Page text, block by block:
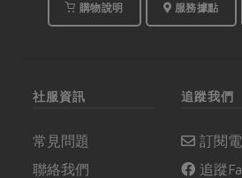
日的首選飲品，這個夏
天，就從一口李子開
購物說明 服務據點
社服資訊
常見問題
聯絡我們
追蹤我們
訂閱
追蹤